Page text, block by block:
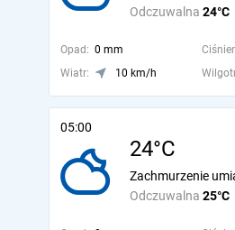
Odczuwalna 24°C
Opad: 0 mm
Wiatr:
10 km/h
05:00
24°C
Odczuwalna 25°C
Zachmurzenie